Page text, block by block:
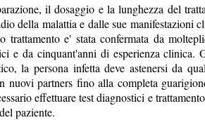
il dosaggio e la lunghezza del
della malattia e dalle sue manifestazioni
trattamento e' stata confermata da
e da cinquant'anni di esperienza clinica.
la persona infetta deve astenersi da
nuovi partners fino alla completa
effettuare test diagnostici e
paziente.